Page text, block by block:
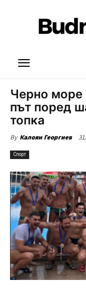
Черно море
път поред
топка
By Калоян Георгиев
Спорт